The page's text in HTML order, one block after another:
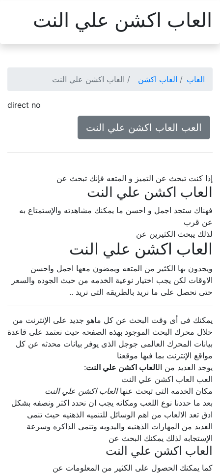
العاب اكشن علي النت
العاب العاب اكشن العاب اكشن علي النت
direct no
العب العاب اكشن علي النت
إذا كنت تبحث عن التميز و المتعه فإنك تبحث عن
العاب اكشن علي النت
فهناك ستجد اجمل و احسن ما يمكنك مشاهدته والإستمتاع به
عن قرب
لذلك يبحث الكثيرين عن
العاب اكشن علي النت
ويجدون بها الكثير من المتعه ويمضون معها اجمل واحسن
الاوقات لكن يجب اختيار نوعية الخدمه من حيث الجوده والسعر
حتى نحصل على ما نريد بالطريقه التى نريد ..
يمكنك فى أى وقت البحث عن كل ماهو جديد على الإنترنت من
خلال محرك البحث الموجود بهذه الصفحه حيث نعتمد على قاعدة
بيانات المحرك العالمى جوجل الذى يوفر بيانات محدثه عن كل
مواقع الإنترنت بما فيها موقعنا
يوجد العديد من ال العاب اكشن علي النت:
العب العاب اكشن علي النت
مكان الخدمه التى تبحث عنهاالعاب اكشن علي النت
بعد ما حددنا نوع اللعب ومكانه يجب ان نحدد اكثر ونصفه بشكل
ادق تعد الالعاب من اهم الوسائل للتنميه الذهنيه حيث تنمى
العديد من المهارات الذهنيه واليدويه وتنمى الذاكره وسرعة
الإستجابه لذلك يمكنك البحث عن
العاب اكشن علي النت
كما يمكنك الحصول على الكثير من المعلومات عن